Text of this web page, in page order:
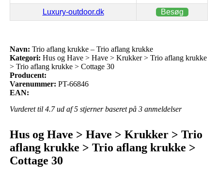
Luxury-outdoor.dk Besøg
Navn: Trio aflang krukke – Trio aflang krukke
Kategori: Hus og Have > Have > Krukker > Trio aflang krukke
> Trio aflang krukke > Cottage 30
Producent:
Varenummer: PT-66846
EAN:
Vurderet til 4.7ud af 5 stjerner baseret på 3 anmeldelser
Hus og Have > Have > Krukker > Trio
aflang krukke > Trio aflang krukke >
Cottage 30